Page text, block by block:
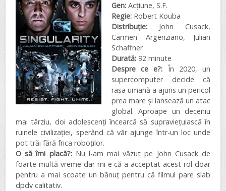
Gen: Acțiune, S.F.
Regie: Robert Kouba
Distribuţie: John Cusack,
Carmen Argenziano, Julian
Schaffner
Durată: 92 minute
Despre ce e?: În 2020, un
supercomputer decide că
rasa umană a ajuns un pericol
prea mare și lansează un atac
global. Aproape un deceniu
mai târziu, doi adolescenți încearcă să supraviețuiască în
ruinele civilizației, sperând că văr ajunge într-un loc unde
pot trăi fără frica roboților.
O să îmi placă?:Nu l-am mai văzut pe John Cusack de
foarte multă vreme dar mi-e că a acceptat acest rol doar
pentru a mai scoate un bănuț pentru că filmul pare slab
dpdv calitativ.